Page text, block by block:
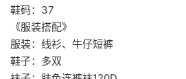
鞋码：37
《服装搭配》
服装：线衫、牛仔短裤
鞋子：多双